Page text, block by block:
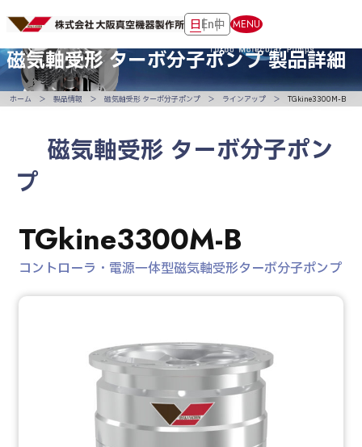
日En中 MENU
磁気軸受形 ターボ分子ポンプ製品詳細
磁気軸受形 ターボ分子ポン
プ
TGkine3300M-B
コントローラ・電源一体型磁気軸受形ターボ分子ポンプ
ホーム 製品情報 磁気軸受形 ターボ分子ポンプ ラインアップ TGkine3300M-B